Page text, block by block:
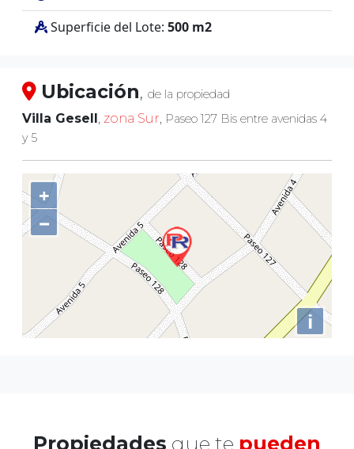
Superficie del Lote: 500 m2
Ubicación, de la propiedad
Villa Gesell zona Sur Paseo 127 Bis entre avenidas 4
y 5
+
−
i
Propiedades que te pueden